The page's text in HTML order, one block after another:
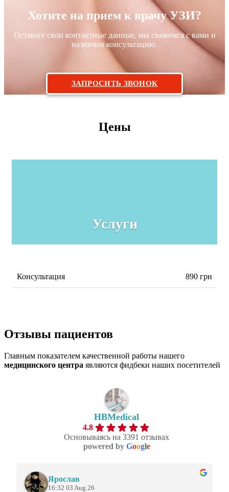
Хотите на прием к врачу УЗИ?
Оставьте свои контактные данные, мы свяжемся с вами и
назначим консультацию.
ЗАПРОСИТЬ ЗВОНОК
Цены
Услуги
Консультация 890 грн
Отзывы пациентов
Главным показателем качественной работы нашего
медицинского центра являются фидбеки наших посетителей
HBMedical
4.8
Основываясь на 3391 отзывах
powered by Google
Ярослав
16:32 03 Aug 26